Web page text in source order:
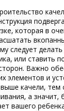
которая в
следует
или ставить
Важно
элементов и
качели, тем
а значит,
вашего